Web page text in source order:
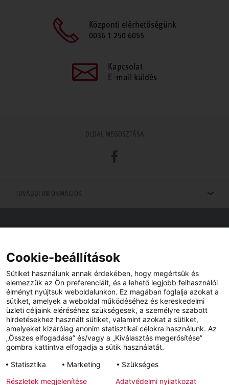
Központi elérhetőségünk
0036 1 250 6055
Kapcsolat
E-mail küldés
OLDAL MEGOSZTÁSA
Facebook
TOVÁBBI INFORMÁCIÓK
Viszonteladót keres az Ön közelében? Nem probléma.
YouTube Facebook
Cookie-beállítások
Sütiket használunk annak érdekében, hogy megértsük és
elemezzük az Ön preferenciáit, és a lehető legjobb felhasználói
élményt nyújtsuk weboldalunkon. Ez magában foglalja azokat a
sütiket, amelyek a weboldal működéséhez és kereskedelmi
üzleti céljaink eléréséhez szükségesek, a személyre szabott
hirdetésekhez használt sütiket, valamint azokat a sütiket,
amelyeket kizárólag anonim statisztikai célokra használunk. Az
„Összes elfogadása” és/vagy a „Kiválasztás megerősítése”
gombra kattintva elfogadja a sütik használatát.
Statisztika
Marketing
Szükséges
Részletek megjelenítése
Adatvédelmi nyilatkozat